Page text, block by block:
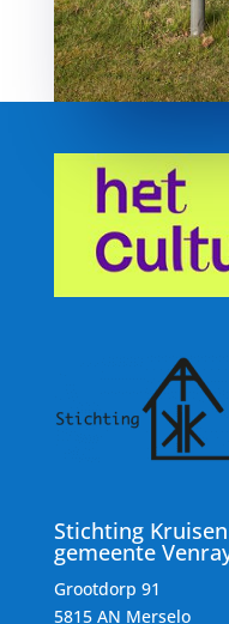
Stichting
gemeente
Grootdorp 91
5815 AN Merselo